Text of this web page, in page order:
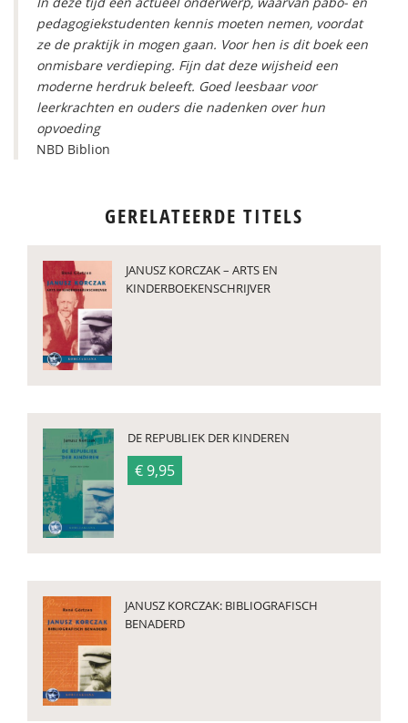
pedagogiekstudenten kennis moeten nemen, voordat
ze de praktijk in mogen gaan. Voor hen is dit boek een
onmisbare verdieping. Fijn dat deze wijsheid een
moderne herdruk beleeft. Goed leesbaar voor
leerkrachten en ouders die nadenken over hun
opvoeding
NBD Biblion
GERELATEERDE TITELS
JANUSZ KORCZAK – ARTS EN
KINDERBOEKENSCHRIJVER
DE REPUBLIEK DER KINDEREN
€ 9,95
JANUSZ KORCZAK: BIBLIOGRAFISCH
BENADERD